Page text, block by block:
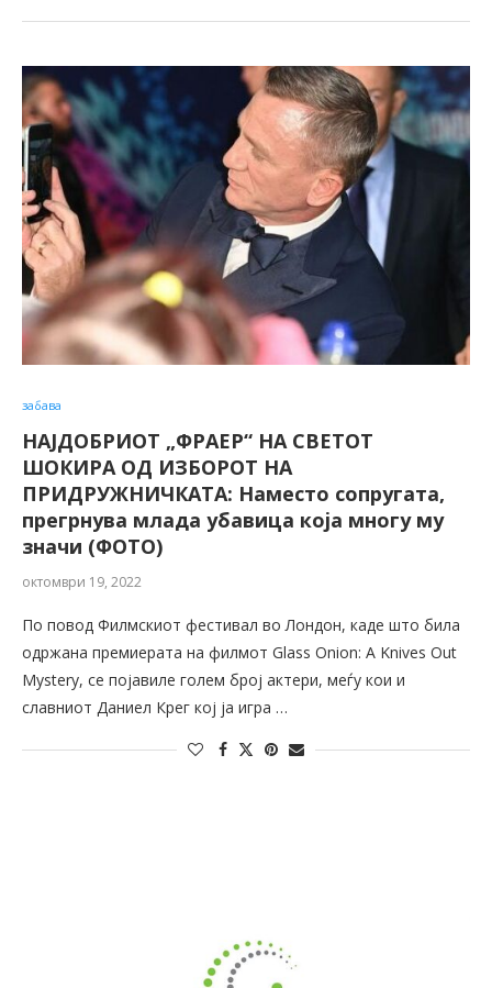
забава
НАЈДОБРИОТ „ФРАЕР“ НА СВЕТОТ
ШОКИРА ОД ИЗБОРОТ НА
ПРИДРУЖНИЧКАТА: Наместо сопругата,
прегрнува млада убавица која многу му
значи (ФОТО)
октомври 19, 2022
По повод Филмскиот фестивал во Лондон, каде што била
одржана премиерата на филмот Glass Onion: A Knives Out
Mystery, се појавиле голем број актери, меѓу кои и
славниот Даниел Крег кој ја игра …